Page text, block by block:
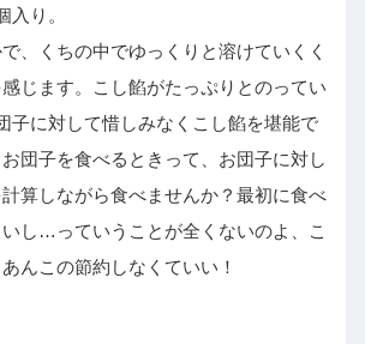
入り。
、くちの中でゆっくりと溶けていくく
じます。こし餡がたっぷりとのってい
子に対して惜しみなくこし餡を堪能で
団子を食べるときって、お団子に対し
算しながら食べませんか？最初に食べ
し…っていうことが全くないのよ、こ
んこの節約しなくていい！